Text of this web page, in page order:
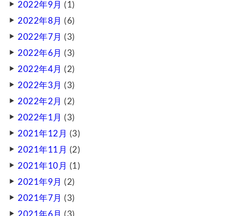
2022年9月 (1)
2022年8月 (6)
2022年7月 (3)
2022年6月 (3)
2022年4月 (2)
2022年3月 (3)
2022年2月 (2)
2022年1月 (3)
2021年12月 (3)
2021年11月 (2)
2021年10月 (1)
2021年9月 (2)
2021年7月 (3)